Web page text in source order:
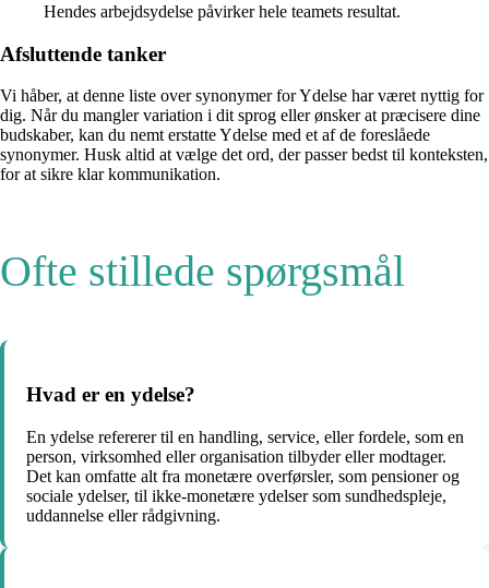
Hendes arbejdsydelse påvirker hele teamets resultat.
Afsluttende tanker
Vi håber, at denne liste over synonymer for Ydelse har været nyttig for
dig. Når du mangler variation i dit sprog eller ønsker at præcisere dine
budskaber, kan du nemt erstatte Ydelse med et af de foreslåede
synonymer. Husk altid at vælge det ord, der passer bedst til konteksten,
for at sikre klar kommunikation.
Ofte stillede spørgsmål
Hvad er en ydelse?
En ydelse refererer til en handling, service, eller fordele, som en
person, virksomhed eller organisation tilbyder eller modtager.
Det kan omfatte alt fra monetære overførsler, som pensioner og
sociale ydelser, til ikke-monetære ydelser som sundhedspleje,
uddannelse eller rådgivning.